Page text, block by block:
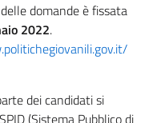
domande è fissata
2022.
dei candidati si
(Sistema Pubblico di